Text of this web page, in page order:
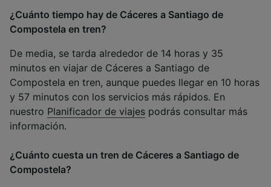
¿Cuánto tiempo hay de Cáceres a Santiago de
Compostela en tren?
De media, se tarda alrededor de 14 horas y 35
minutos en viajar de Cáceres a Santiago de
Compostela en tren, aunque puedes llegar en 10 horas
y 57 minutos con los servicios más rápidos. En
nuestro Planificador de viajes podrás consultar más
información.
¿Cuánto cuesta un tren de Cáceres a Santiago de
Compostela?